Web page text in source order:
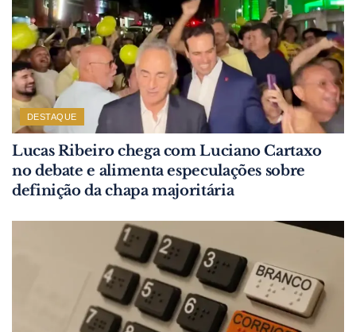
DESTAQUE
Lucas Ribeiro chega com Luciano Cartaxo
no debate e alimenta especulações sobre
definição da chapa majoritária